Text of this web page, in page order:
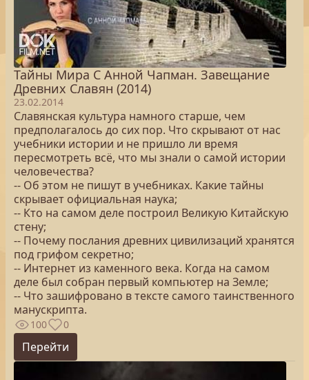
Тайны Мира С Анной Чапман. Завещание
Древних Славян (2014)
23.02.2014
Славянская культура намного старше, чем
предполагалось до сих пор. Что скрывают от нас
учебники истории и не пришло ли время
пересмотреть всё, что мы знали о самой истории
человечества?
-- Об этом не пишут в учебниках. Какие тайны
скрывает официальная наука;
-- Кто на самом деле построил Великую Китайскую
стену;
-- Почему послания древних цивилизаций хранятся
под грифом секретно;
-- Интернет из каменного века. Когда на самом
деле был собран первый компьютер на Земле;
-- Что зашифровано в тексте самого таинственного
манускрипта.
100 0
Перейти